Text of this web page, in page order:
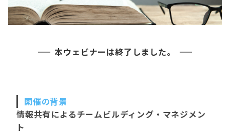
本ウェビナーは終了しました。
開催の背景
情報共有によるチームビルディング・マネジメン
ト